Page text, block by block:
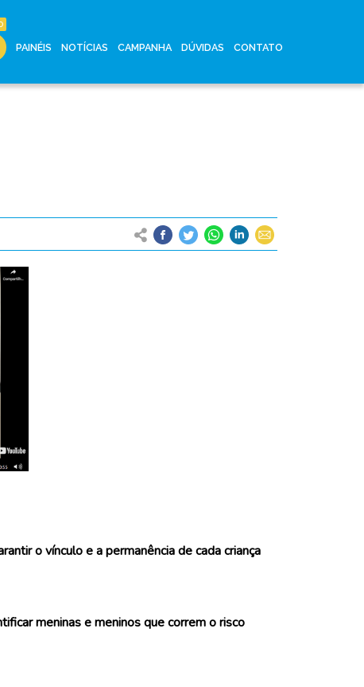
PAINÉIS NOTÍCIAS CAMPANHA DÚVIDAS CONTATO
o vínculo e a permanência de cada criança
meninas e meninos que correm o risco